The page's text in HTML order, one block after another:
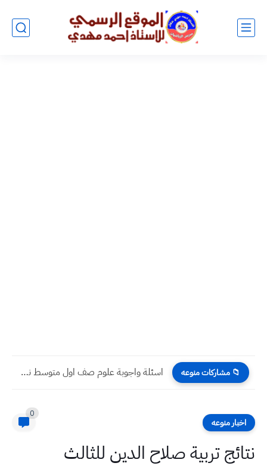
📁 مشاركات منوعه اسئلة واجوبة علوم صف اول متوسط نصف السنة 2022 نهاية...
اخبار منوعه
0
نتائج تربية صلاح الدين للثالث